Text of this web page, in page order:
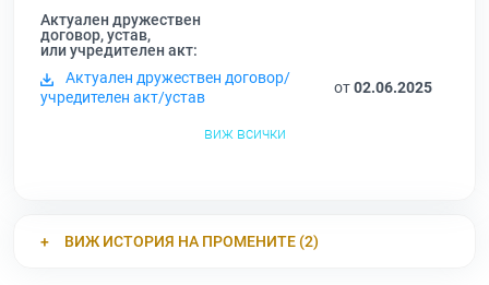
Актуален дружествен
договор, устав,
или учредителен акт:
Актуален дружествен договор/
учредителен акт/устав
от02.06.2025
виж всички
ВИЖ ИСТОРИЯ НА ПРОМЕНИТЕ (2)